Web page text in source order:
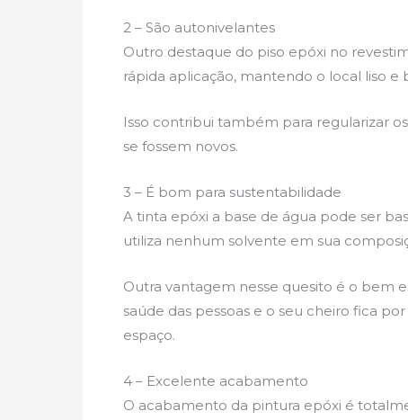
2 – São autonivelantes
Outro destaque do piso epóxi no
rápida aplicação, mantendo o local liso e
Isso contribui também para regularizar
se fossem novos.
3 – É bom para sustentabilidade
A tinta epóxi a base de água pode ser
utiliza nenhum solvente em sua
Outra vantagem nesse quesito é o bem
saúde das pessoas e o seu cheiro fica
espaço.
4 – Excelente acabamento
O acabamento da pintura epóxi é